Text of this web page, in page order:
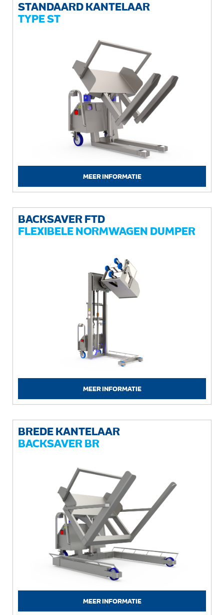
STANDAARD KANTELAAR
TYPE ST
MEER INFORMATIE
BACKSAVER FTD
FLEXIBELE NORMWAGEN DUMPER
MEER INFORMATIE
BREDE KANTELAAR
BACKSAVER BR
MEER INFORMATIE